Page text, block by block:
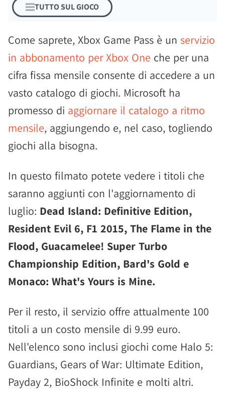
TUTTO SUL GIOCO
Come saprete, Xbox Game Pass è un servizio
in abbonamento per Xbox One che per una
cifra fissa mensile consente di accedere a un
vasto catalogo di giochi. Microsoft ha
promesso di aggiornare il catalogo a ritmo
mensile, aggiungendo e, nel caso, togliendo
giochi alla bisogna.
In questo filmato potete vedere i titoli che
saranno aggiunti con l'aggiornamento di
luglio: Dead Island: Definitive Edition,
Resident Evil 6, F1 2015, The Flame in the
Flood, Guacamelee! Super Turbo
Championship Edition, Bard's Gold e
Monaco: What's Yours is Mine.
Per il resto, il servizio offre attualmente 100
titoli a un costo mensile di 9.99 euro.
Nell'elenco sono inclusi giochi come Halo 5:
Guardians, Gears of War: Ultimate Edition,
Payday 2, BioShock Infinite e molti altri.